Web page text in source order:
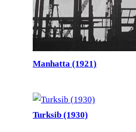
Manhatta (1921)
Turksib (1930)